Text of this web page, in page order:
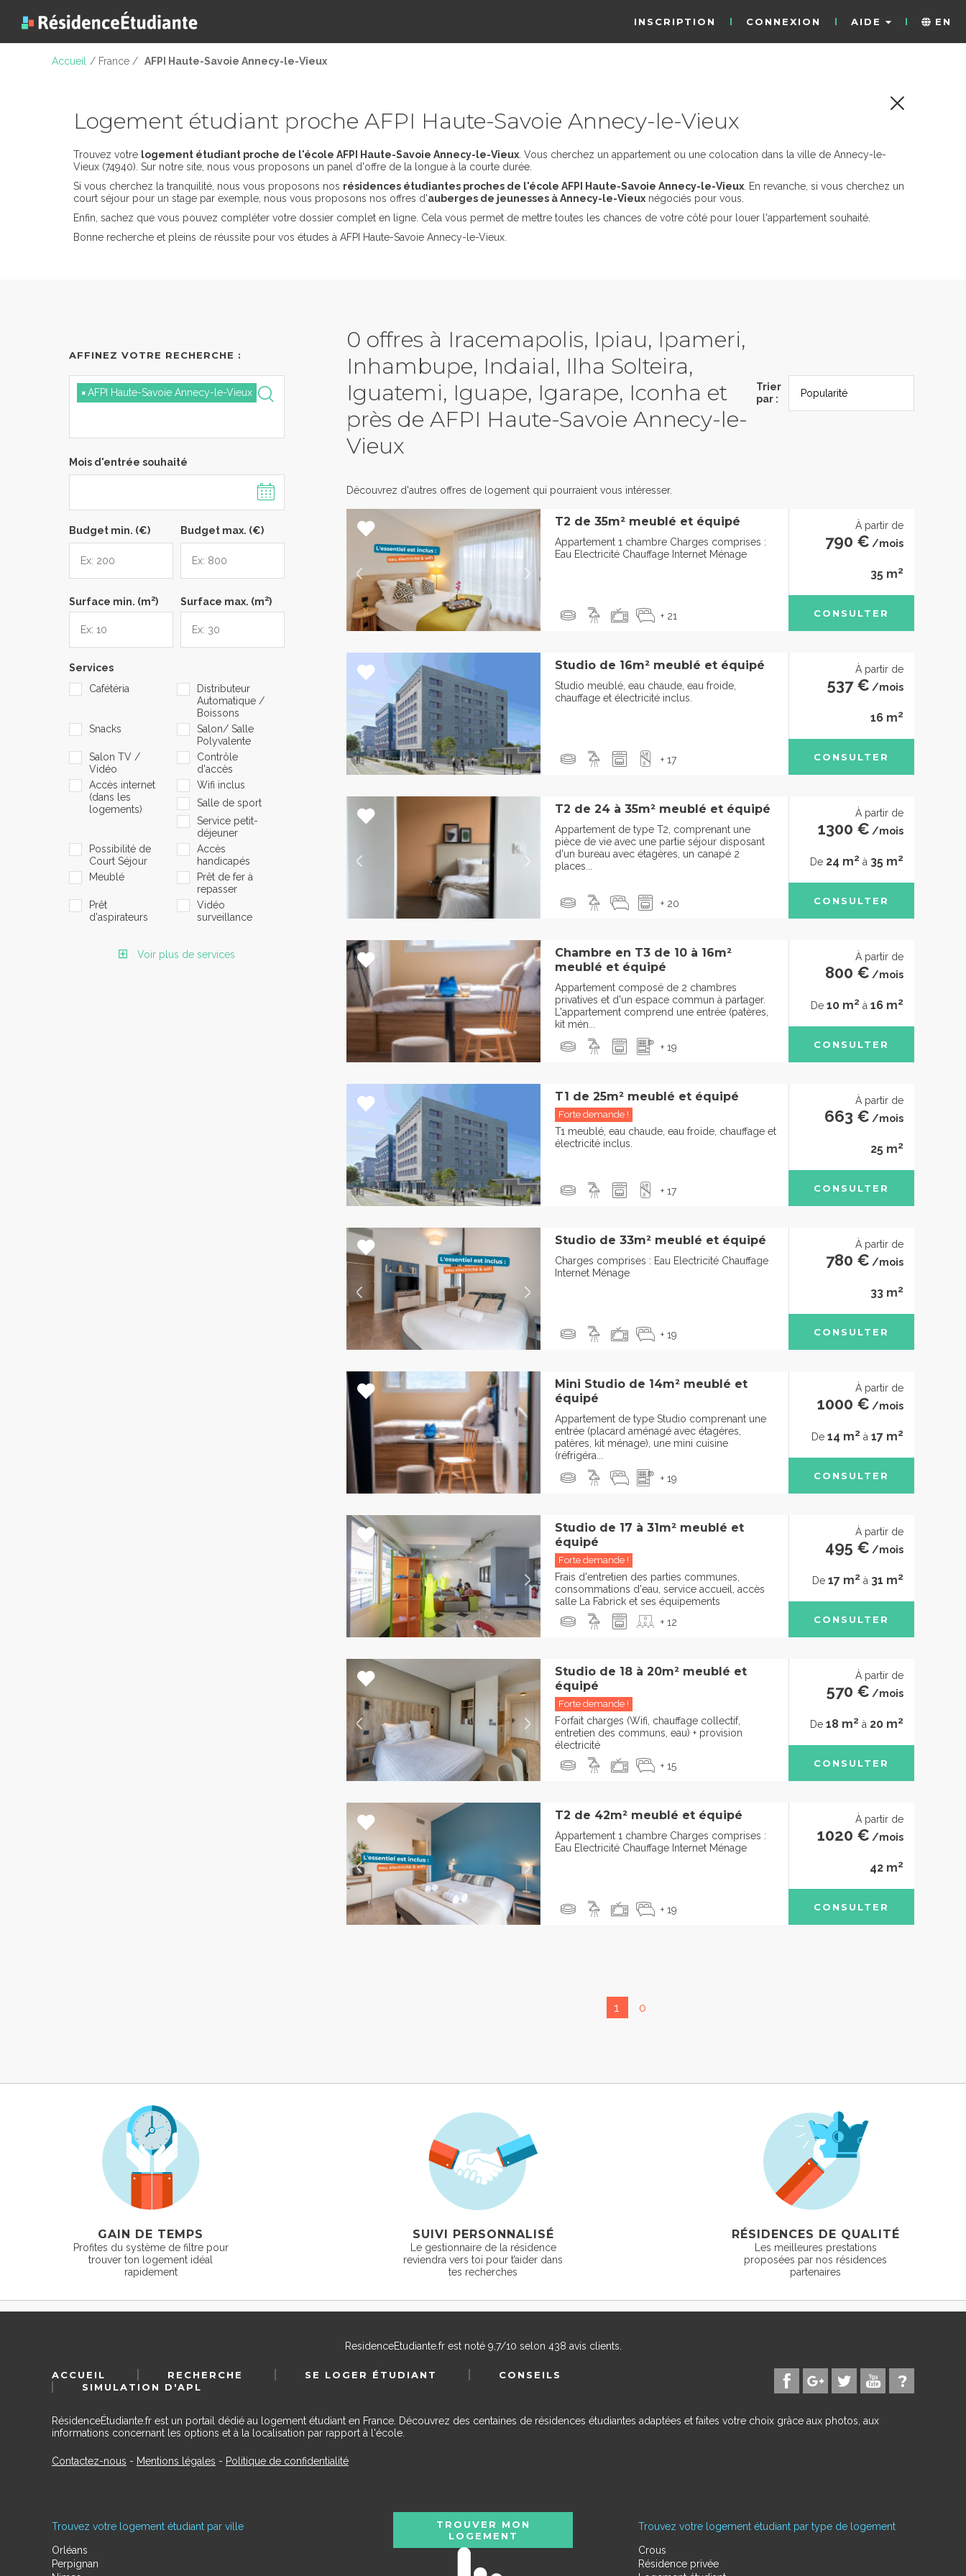
INSCRIPTION CONNEXION AIDE EN
Accueil / France / AFPI Haute-Savoie Annecy-le-Vieux
Logement étudiant proche AFPI Haute-Savoie Annecy-le-Vieux
Trouvez votre logement étudiant proche de l'école AFPI Haute-Savoie Annecy-le-Vieux . Vous cherchez un appartement ou une colocation dans la ville de Annecy-le-
Vieux (74940). Sur notre site, nous vous proposons un panel d'offre de la longue à la courte durée.
Si vous cherchez la tranquilité, nous vous proposons nos résidences étudiantes proches de l'école AFPI Haute-Savoie Annecy-le-Vieux . En revanche, si vous cherchez un
court séjour pour un stage par exemple, nous vous proposons nos offres d'auberges de jeunesses à Annecy-le-Vieux négociés pour vous.
Enfin, sachez que vous pouvez compléter votre dossier complet en ligne. Cela vous permet de mettre toutes les chances de votre côté pour louer l'appartement souhaité.
Bonne recherche et pleins de réussite pour vos études à AFPI Haute-Savoie Annecy-le-Vieux.
0 offres à Iracemapolis, Ipiau, Ipameri,
Inhambupe, Indaial, Ilha Solteira,
Iguatemi, Iguape, Igarape, Iconha et
près de AFPI Haute-Savoie Annecy-le-
Vieux
Trier
par :
Découvrez d'autres offres de logement qui pourraient vous intéresser.
T2 de 35m² meublé et équipé
Appartement 1 chambre Charges comprises :
Eau Electricité Chauffage Internet Ménage
+ 21
À partir de
790 € /mois
35 m2
CONSULTER
Studio de 16m² meublé et équipé
Studio meublé, eau chaude, eau froide,
chauffage et électricité inclus.
+ 17
À partir de
537 € /mois
16 m2
CONSULTER
T2 de 24 à 35m² meublé et équipé
Appartement de type T2, comprenant une
pièce de vie avec une partie séjour disposant
d'un bureau avec étagères, un canapé 2
places...
+ 20
À partir de
1300 € /mois
De 24 m2 à 35 m2
CONSULTER
Chambre en T3 de 10 à 16m²
meublé et équipé
Appartement composé de 2 chambres
privatives et d'un espace commun à partager.
L'appartement comprend une entrée (patères,
kit mén...
+ 19
À partir de
800 € /mois
De 10 m2 à 16 m2
CONSULTER
T1 de 25m² meublé et équipé
Forte demande !
T1 meublé, eau chaude, eau froide, chauffage et
électricité inclus.
+ 17
À partir de
663 € /mois
25 m2
CONSULTER
Studio de 33m² meublé et équipé
Charges comprises : Eau Electricité Chauffage
Internet Ménage
+ 19
À partir de
780 € /mois
33 m2
CONSULTER
Mini Studio de 14m² meublé et
équipé
Appartement de type Studio comprenant une
entrée (placard aménagé avec étagères,
patères, kit ménage), une mini cuisine
(réfrigéra...
+ 19
À partir de
1000 € /mois
De 14 m2 à 17 m2
CONSULTER
Studio de 17 à 31m² meublé et
équipé
Forte demande !
Frais d'entretien des parties communes,
consommations d'eau, service accueil, accès
salle La Fabrick et ses équipements
+ 12
À partir de
495 € /mois
De 17 m2 à 31 m2
CONSULTER
Studio de 18 à 20m² meublé et
équipé
Forte demande !
Forfait charges (Wifi, chauffage collectif,
entretien des communs, eau) + provision
électricité
+ 15
À partir de
570 € /mois
De 18 m2 à 20 m2
CONSULTER
T2 de 42m² meublé et équipé
Appartement 1 chambre Charges comprises :
Eau Electricité Chauffage Internet Ménage
+ 19
À partir de
1020 € /mois
42 m2
CONSULTER
1 0
AFFINEZ VOTRE RECHERCHE :
×AFPI Haute-Savoie Annecy-le-Vieux
Mois d'entrée souhaité
Budget min. (€) Budget max. (€)
Surface min. (m2) Surface max. (m2)
Services
Cafétéria
Distributeur
Automatique /
Boissons
Snacks
Salon/ Salle
Polyvalente
Salon TV /
Vidéo
Contrôle
d'accès
Accès internet
(dans les
logements)
Wifi inclus
Salle de sport
Service petit-
déjeuner
Possibilité de
Court Séjour
Accès
handicapés
Meublé
Prêt de fer à
repasser
Prêt
d'aspirateurs
Vidéo
surveillance
Voir plus de services
GAIN DE TEMPS
Profites du système de filtre pour
trouver ton logement idéal
rapidement
SUIVI PERSONNALISÉ
Le gestionnaire de la résidence
reviendra vers toi pour t’aider dans
tes recherches
RÉSIDENCES DE QUALITÉ
Les meilleures prestations
proposées par nos résidences
partenaires
ResidenceEtudiante.frest noté 9,7/10 selon 438 avis clients.
ACCUEIL RECHERCHE SE LOGER ÉTUDIANT
CONSEILS
SIMULATION D'APL
RésidenceÉtudiante.fr est un portail dédié au logement étudiant en France. Découvrez des centaines de résidences étudiantes adaptées et faites votre choix grâce aux photos, aux
informations concernant les options et à la localisation par rapport à l'école.
Contactez-nous - Mentions légales - Politique de confidentialité
Trouvez votre logement étudiant par ville
Orléans
Perpignan
Trouvez votre logement étudiant par type de logement
Crous
Résidence privée
TROUVER MON
LOGEMENT